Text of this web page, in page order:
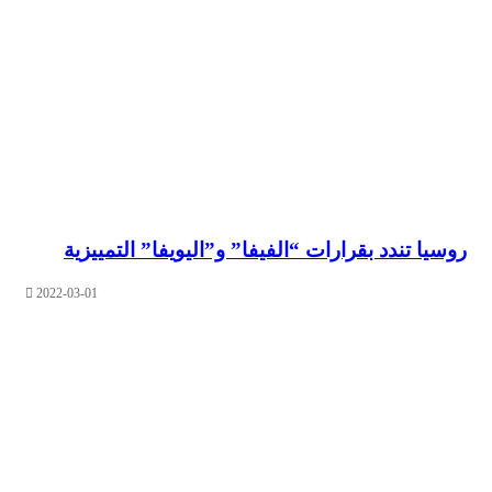
تندد بقرارات “الفيفا” و”اليويفا” التمييزية
2022-03-01